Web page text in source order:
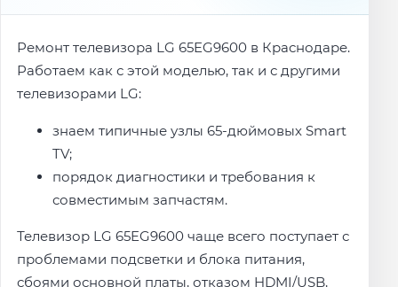
Ремонт телевизора LG 65EG9600 в Краснодаре.
Работаем как с этой моделью, так и с другими
телевизорами LG:
знаем типичные узлы 65-дюймовых Smart
TV;
порядок диагностики и требования к
совместимым запчастям.
Телевизор LG 65EG9600 чаще всего поступает с
проблемами подсветки и блока питания,
сбоями основной платы, отказом HDMI/USB,